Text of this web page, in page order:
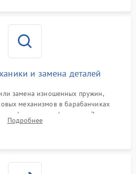
и замена деталей
замена изношенных пружин,
механизмов в барабанчиках
люфтов в трансфокаторе. Замена
сетки или восстановление
Подробнее